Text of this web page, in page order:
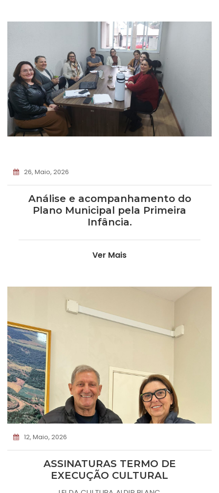
26, Maio, 2026
Análise e acompanhamento do
Plano Municipal pela Primeira
Infância.
Ver Mais
12, Maio, 2026
ASSINATURAS TERMO DE
EXECUÇÃO CULTURAL